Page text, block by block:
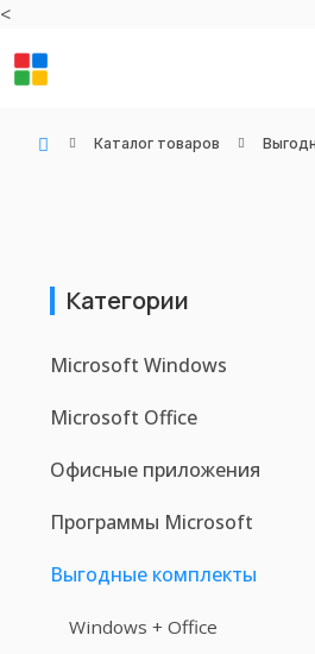
<
Каталог товаров
Категории
Microsoft Windows
Microsoft Office
Офисные приложения
Программы Microsoft
Выгодные комплекты
Windows + Office